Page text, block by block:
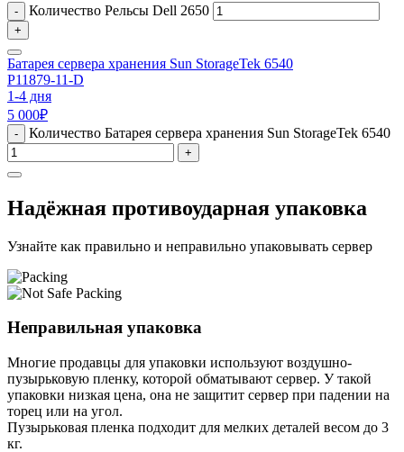
- Количество Рельсы Dell 2650
+
Батарея сервера хранения Sun StorageTek 6540
P11879-11-D
1-4 дня
5 000₽
- Количество Батарея сервера хранения Sun StorageTek 6540
+
Надёжная противоударная упаковка
Узнайте как правильно и неправильно упаковывать сервер
Неправильная упаковка
Многие продавцы для упаковки используют воздушно-
пузырьковую пленку, которой обматывают сервер. У такой
упаковки низкая цена, она не защитит сервер при падении на
торец или на угол.
Пузырьковая пленка подходит для мелких деталей весом до 3
кг.